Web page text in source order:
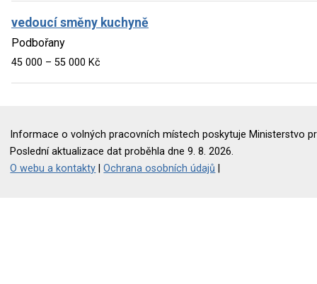
vedoucí směny kuchyně
Podbořany
45 000 – 55 000 Kč
Informace o volných pracovních místech poskytuje Ministerstvo
Poslední aktualizace dat proběhla dne 9. 8. 2026.
O webu a kontakty |Ochrana osobních údajů